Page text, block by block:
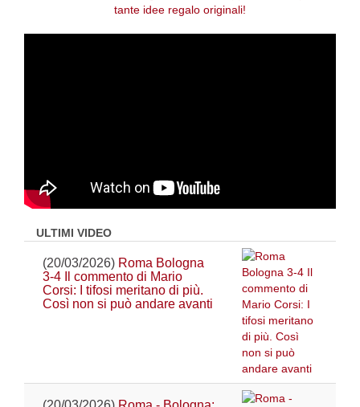
ULTIMI VIDEO
(20/03/2026) Roma Bologna
3-4 Il commento di Mario
Corsi: I tifosi meritano di più.
Così non si può andare avanti